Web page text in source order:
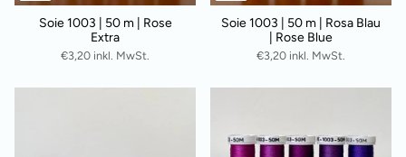
Soie 1003 | 50 m | Rose
Extra
€3,20 inkl. MwSt.
Soie 1003 | 50 m | Rosa Blau
| Rose Blue
€3,20 inkl. MwSt.